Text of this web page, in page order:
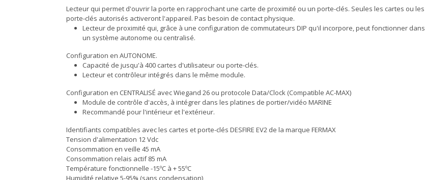
Lecteur qui permet d'ouvrir la porte en rapprochant une carte de proximité ou un porte-clés. Seules les cartes ou les
porte-clés autorisés activeront l'appareil. Pas besoin de contact physique.
Lecteur de proximité qui, grâce à une configuration de commutateurs DIP qu'il incorpore, peut fonctionner dans
un système autonome ou centralisé.
Configuration en AUTONOME.
Capacité de jusqu'à 400 cartes d'utilisateur ou porte-clés.
Lecteur et contrôleur intégrés dans le même module.
Configuration en CENTRALISÉ avec Wiegand 26 ou protocole Data/Clock (Compatible AC-MAX)
Module de contrôle d'accès, à intégrer dans les platines de portier/vidéo MARINE
Recommandé pour l'intérieur et l'extérieur.
Identifiants compatibles avec les cartes et porte-clés DESFIRE EV2 de la marque FERMAX
Tension d'alimentation 12 Vdc
Consommation en veille 45 mA
Consommation relais actif 85 mA
Température fonctionnelle -15ºC à + 55ºC
Humidité relative 5-95% (sans condensation)